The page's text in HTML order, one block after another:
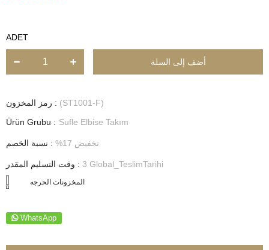
ADET
رمز المخزون
(ST1001-F)
Ürün Grubu : Sufle Elbise Takım
نسبة الخصم : %17 تخفيض
وقت التسليم المقدر : 3 Global_TeslimTarihi
WhatsApp